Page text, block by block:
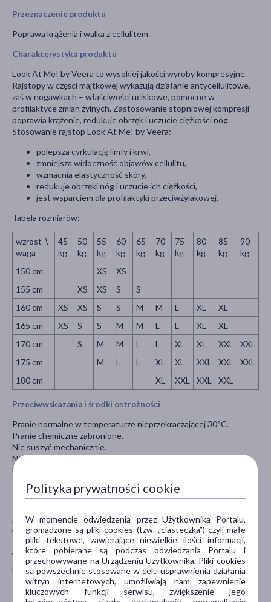
Przeznaczenie produktu
Poprawa krążenia i walka z cellulitem.
Charakterystyka produktu
Look At Me! by Veera to wysokiej jakości wyroby kompresyjne.
Rajstopy w części majtkowej wykazują działanie antycellulitowe,
zaś w nogawkach – właściwości uciskowe, pomocne w
profilaktyce zmian żylnych. Zastosowanie stopniowej kompresji
poprawia krążenie, redukuje obrzęk i uczucie ciężkości nóg.
Stosowanie rajstop Look At Me! by Veera:
polepsza cyrkulację limfy i krwi,
zmniejsza widoczność objawów cellulitu,
wzmacnia elastyczność skóry,
redukuje obrzęki nóg i uczucie ich ciężkości,
jest wsparciem dla profilaktyki przeciwżylakowej.
Tabela rozmiarów:
wzrost ∖
waga
45
kg
50
kg
55
kg
60
kg
65
kg
70
kg
75
kg
80
kg
85
kg
90
kg
150 cm
XS
XS
155 cm
XS XS S
S
160 cm
XS XS S S M M L XL
XL
165 cm
XS S S M M L L XL
XL
170 cm
S M M L L XL XL XXL
XXL
175 cm
M L L XL XL XXL XXL
XXL
180 cm
XL XXL XXL XXL
Przeciwwskazania i środki ostrożności
Pranie normalne w temperaturze nieprzekraczającej 30°C.
Pranie chemiczne zabronione.
Nie suszyć mechanicznie.
Nie chlorować.
Nie prasować.
Uwagi i środki ostrożności
Przed zastosowaniem należy zapoznać się z treścią instrukcji
używania lub etykietą bądź lekarzem.
W przypadku wątpliwości należy skonsultować się z lekarzem.
Przechowywać w sposób niedostępny dla dzieci.
W razie wystąpienia niepokojących objawów lub działań
niepożądanych należy przerwać stosowanie wyrobu i
skontaktować się z lekarzem.
Uwagi
Polityka prywatności cookie
W momencie odwiedzenia przez Użytkownika Portalu,
gromadzone są pliki cookies (tzw. „ciasteczka”) czyli małe
pliki tekstowe, zawierające niewielkie ilości informacji,
które pobierane są podczas odwiedzania Portalu i
przechowywane na Urządzeniu Użytkownika. Pliki cookies
są powszechnie stosowane w celu usprawnienia działania
witryn internetowych, umożliwiają nam zapewnienie
kluczowych funkcji serwisu, zwiększenie jego